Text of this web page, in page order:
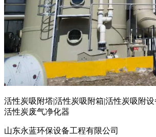
活性炭吸附塔|活性炭吸附箱|活性炭吸附
活性炭废气净化器
山东永蓝环保设备工程有限公司